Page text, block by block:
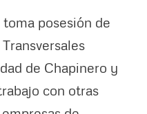
posesión de
de Chapinero y
con otras